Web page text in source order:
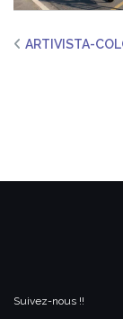
ARTIVISTA-
Suivez-nous !!